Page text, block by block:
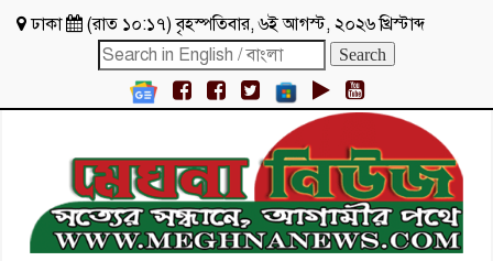
ঢাকা (রাত ১০:১৭)বৃহস্পতিবার,৬ই আগস্ট, ২০২৬ খ্রিস্টাব্দ